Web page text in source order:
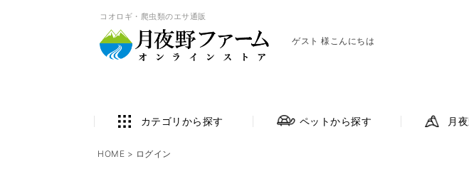
コオロギ・爬虫類のエサ通販
ゲスト 様こんにちは
カテゴリから探す ペットから探す 月
HOME ログイン